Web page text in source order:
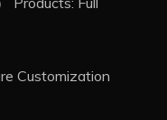
Customization